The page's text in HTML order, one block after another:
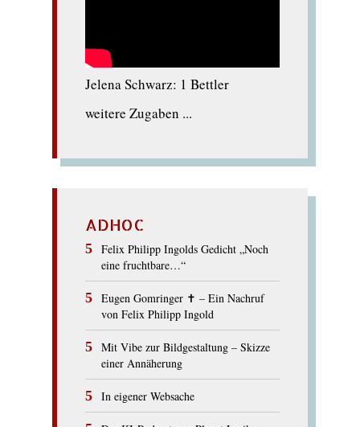
Jelena Schwarz: 1 Bettler
weitere Zugaben ...
ADHOC
Felix Philipp Ingolds Gedicht „Noch
eine fruchtbare…“
Eugen Gomringer ✝︎ – Ein Nachruf
von Felix Philipp Ingold
Mit Vibe zur Bildgestaltung – Skizze
einer Annäherung
In eigener Websache